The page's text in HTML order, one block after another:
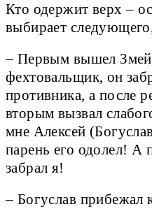
Кто одержит верх –
выбирает
– Первым вышел Змей
фехтовальщик, он
противника, а после
вторым вызвал
мне Алексей
парень его одолел! А
забрал я!
– Богуслав прибежал